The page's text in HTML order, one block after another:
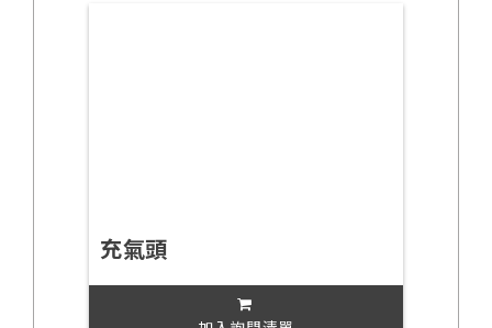
充氣頭